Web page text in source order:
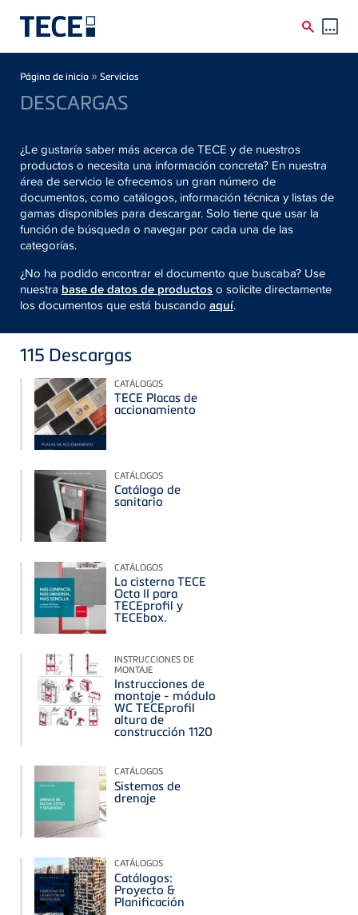
Breadcrumb
Página de inicio » Servicios
DESCARGAS
¿Le gustaría saber más acerca de TECE y de nuestros
productos o necesita una información concreta? En nuestra
área de servicio le ofrecemos un gran número de
documentos, como catálogos, información técnica y listas de
gamas disponibles para descargar. Solo tiene que usar la
función de búsqueda o navegar por cada una de las
categorías.
¿No ha podido encontrar el documento que buscaba? Use
nuestra base de datos de productoso solicite directamente
los documentos que está buscando aquí.
115 Descargas
CATÁLOGOS
TECE Placas de
accionamiento
CATÁLOGOS
Catálogo de
sanitario
CATÁLOGOS
La cisterna TECE
Octa II para
TECEprofil y
TECEbox.
INSTRUCCIONES DE
MONTAJE
Instrucciones de
montaje - módulo
WC TECEprofil
altura de
construcción 1120
CATÁLOGOS
Sistemas de
drenaje
CATÁLOGOS
Catálogos:
Proyecto &
Planificación